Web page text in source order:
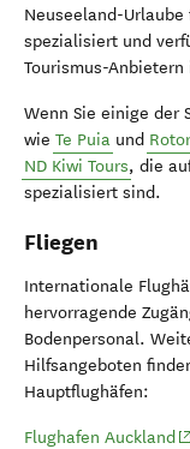
Neuseeland-
spezialisiert und
Tourismus-
Wenn Sie einige der
wie Te Puia und
ND Kiwi Tours, die
spezialisiert sind.
Fliegen
Internationale
hervorragende
Bodenpersonal.
Hilfsangeboten
Hauptflughäfen:
Flughafen Auckland